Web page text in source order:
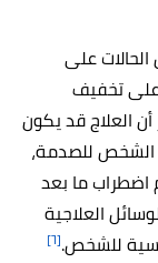
على
على تخفيف
أن العلاج قد يكون
للصدمة،
اضطراب ما بعد
العلاجية
للشخص.[٦]